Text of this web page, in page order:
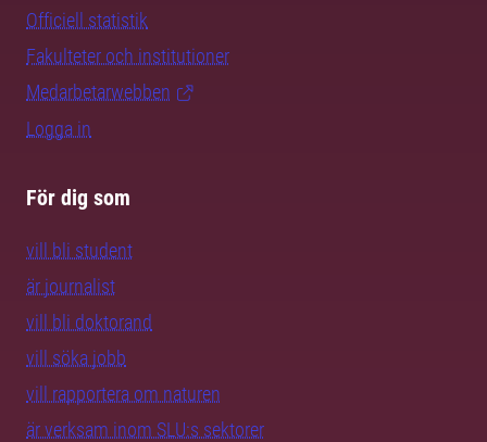
Officiell statistik
Fakulteter och institutioner
Medarbetarwebben
Logga in
För dig som
vill bli student
är journalist
vill bli doktorand
vill söka jobb
vill rapportera om naturen
är verksam inom SLU:s sektorer